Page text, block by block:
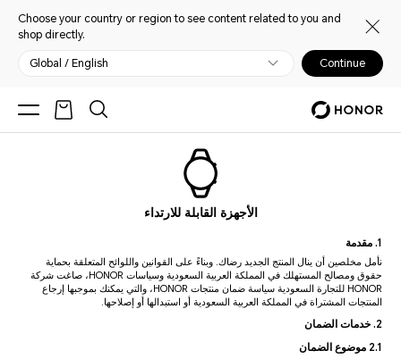
Choose your country or region to see content related to you and
shop directly.
Global / English Continue
الأجهزة القابلة للارتداء
1. مقدمة
نأمل مخلصين أن ينال المنتج الجديد رضاك. وبناءً على القوانين واللوائح المتعلقة بحماية
حقوق ومصالح المستهلك في المملكة العربية السعودية وسياسات HONOR، صاغت شركة
HONOR للتجارة السعودية سياسة ضمان منتجات HONOR، والتي يمكنك بموجبها إرجاع
المنتجات المشتراة في المملكة العربية السعودية أو استبدالها أو إصلاحها.
2. خدمات الضمان
2.1 موضوع الضمان